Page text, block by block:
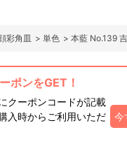
彩角皿 > 単色 > 本藍 No.139
ポンをGET！
クーポンコードが記載
入時からご利用いただ
今